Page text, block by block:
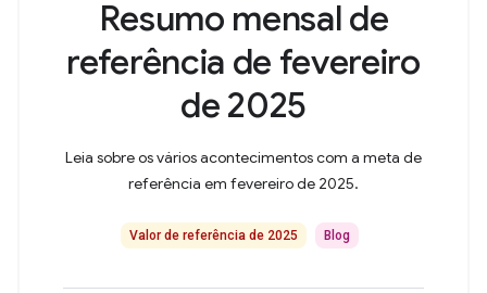
Resumo mensal de
referência de fevereiro
de 2025
Leia sobre os vários acontecimentos com a meta de
referência em fevereiro de 2025.
Valor de referência de 2025 Blog